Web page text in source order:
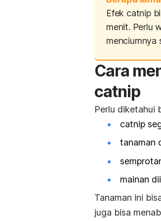
Efek catnip
menit. Perlu
menciumnya
Cara
catnip
Perlu diketahui
catnip
tanaman
mainan
Tanaman ini
juga bisa